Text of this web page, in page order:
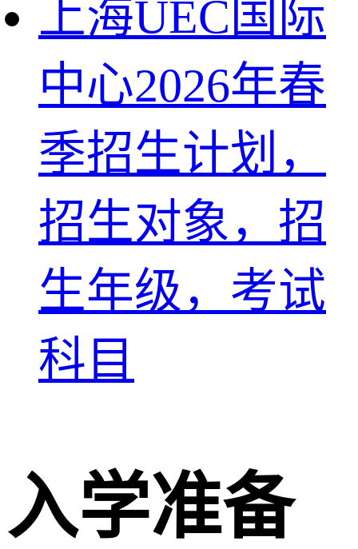
上海UEC国际
中心2026年春
季招生计划，
招生对象，招
生年级，考试
科目
入学准备